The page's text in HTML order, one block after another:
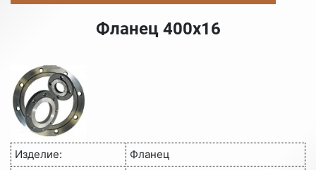
Фланец 400х16
Изделие:
Фланец